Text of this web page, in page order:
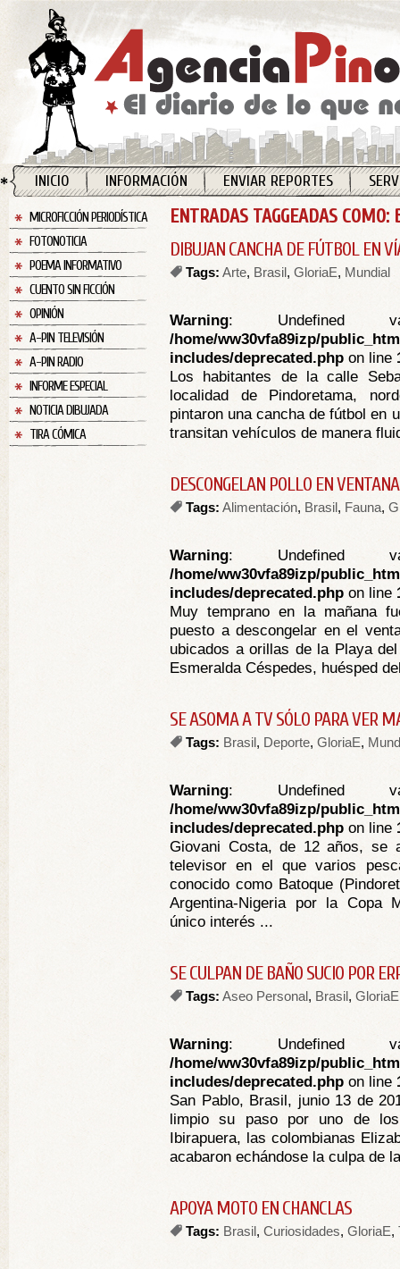
INICIO INFORMACIÓN ENVIAR REPORTES
MICROFICCIÓN PERIODÍSTICA
FOTONOTICIA
POEMA INFORMATIVO
CUENTO SIN FICCIÓN
OPINIÓN
A-PIN TELEVISIÓN
A-PIN RADIO
INFORME ESPECIAL
NOTICIA DIBUJADA
TIRA CÓMICA
ENTRADAS TAGGEADAS COMO:
DIBUJAN CANCHA DE FÚTBOL EN
Tags: Arte, Brasil , GloriaE, Mundial
Warning: Undefined
/home/ww30vfa89izp/
includes/deprecated.php on line
Los habitantes de la calle
localidad de Pindoretama,
pintaron una cancha de fútbol en
transitan vehículos de manera
DESCONGELAN POLLO EN
Tags: Alimentación, Brasil , Fauna,
Warning: Undefined
/home/ww30vfa89izp/
includes/deprecated.php on line
Muy temprano en la mañana
puesto a descongelar en el
ubicados a orillas de la Playa
Esmeralda Céspedes, huésped
SE ASOMA A TV SÓLO PARA VER
Tags: Brasil , Deporte, GloriaE,
Warning: Undefined
/home/ww30vfa89izp/
includes/deprecated.php on line
Giovani Costa, de 12 años, se
televisor en el que varios
conocido como Batoque
Argentina-Nigeria por la Copa
único interés ...
SE CULPAN DE BAÑO SUCIO POR
Tags: Aseo Personal , Brasil , GloriaE
Warning: Undefined
/home/ww30vfa89izp/
includes/deprecated.php on line
San Pablo, Brasil, junio 13 de
limpio su paso por uno de
Ibirapuera, las colombianas
acabaron echándose la culpa de
APOYA MOTO EN CHANCLAS
Tags: Brasil , Curiosidades, GloriaE,